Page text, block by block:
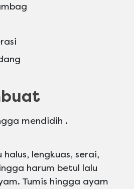
mendidih .
halus, lengkuas, serai,
harum betul lalu
Tumis hingga ayam